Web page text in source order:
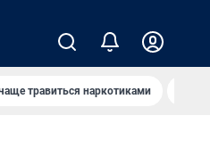
травиться наркотиками